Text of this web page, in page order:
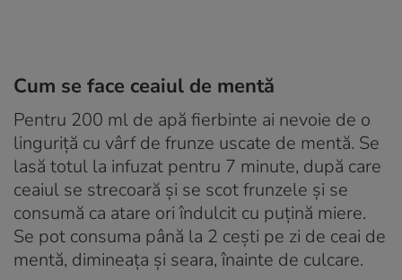
Cum se face ceaiul de mentă
Pentru 200 ml de apă fierbinte ai nevoie de o
linguriță cu vârf de frunze uscate de mentă. Se
lasă totul la infuzat pentru 7 minute, după care
ceaiul se strecoară și se scot frunzele și se
consumă ca atare ori îndulcit cu puțină miere.
Se pot consuma până la 2 cești pe zi de ceai de
mentă, dimineața și seara, înainte de culcare.